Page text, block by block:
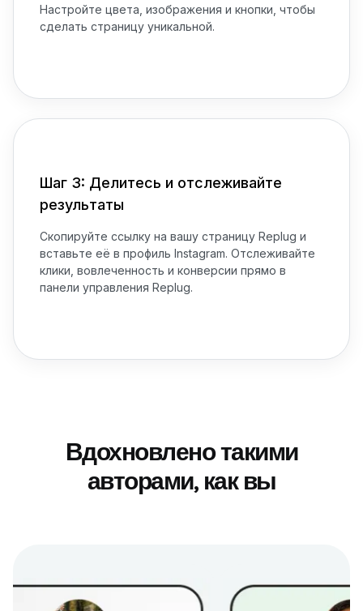
Настройте цвета, изображения и кнопки, чтобы
сделать страницу уникальной.
Шаг 3: Делитесь и отслеживайте
результаты
Скопируйте ссылку на вашу страницу Replug и
вставьте её в профиль Instagram. Отслеживайте
клики, вовлеченность и конверсии прямо в
панели управления Replug.
Вдохновлено такими
авторами, как вы